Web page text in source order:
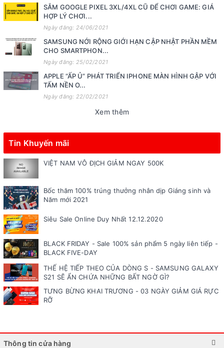
SẮM GOOGLE PIXEL 3XL/4XL CŨ ĐỂ CHƠI GAME: GIÁ
HỢP LÝ CHƠI...
Ngày đăng: 24/06/2021
SAMSUNG NỚI RỘNG GIỚI HẠN CẬP NHẬT PHẦN MỀM
CHO SMARTPHON...
Ngày đăng: 25/02/2021
APPLE “ẤP Ủ” PHÁT TRIỂN IPHONE MÀN HÌNH GẬP VỚI
TẤM NỀN O...
Ngày đăng: 22/02/2021
Xem thêm
Tin Khuyến mãi
VIỆT NAM VÔ ĐỊCH GIẢM NGAY 500K
Bốc thăm 100% trúng thưởng nhân dịp Giáng sinh và
Năm mới 2021
Siêu Sale Online Duy Nhất 12.12.2020
BLACK FRIDAY - Sale 100% sản phẩm 5 ngày liên tiếp -
BLACK FIVE-DAY
THẾ HỆ TIẾP THEO CỦA DÒNG S - SAMSUNG GALAXY
S21 SẼ ẨN CHỨA NHỮNG BẤT NGỜ GÌ?
TƯNG BỪNG KHAI TRƯƠNG - 03 NGÀY GIẢM GIÁ RỰC
RỠ
Thông tin cửa hàng